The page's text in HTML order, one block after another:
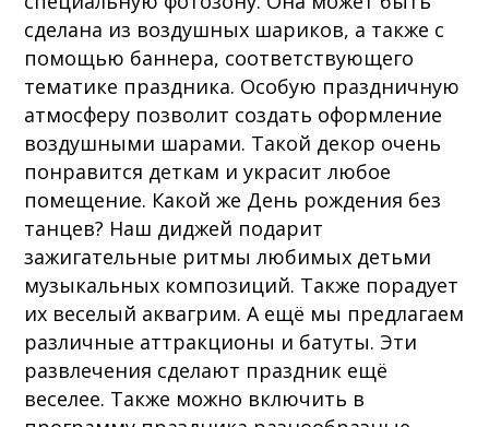
сделана из воздушных шариков, а также с
помощью баннера, соответствующего
тематике праздника. Особую праздничную
атмосферу позволит создать оформление
воздушными шарами. Такой декор очень
понравится деткам и украсит любое
помещение. Какой же День рождения без
танцев? Наш диджей подарит
зажигательные ритмы любимых детьми
музыкальных композиций. Также порадует
их веселый аквагрим. А ещё мы предлагаем
различные аттракционы и батуты. Эти
развлечения сделают праздник ещё
веселее. Также можно включить в